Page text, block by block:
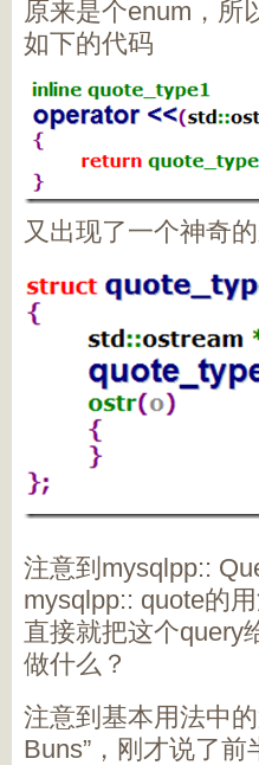
原来是个enum，所
如下的代码
又出现了一个神奇
注意到mysqlpp::
mysqlpp:: quote的
直接就把这个query
做什么？
注意到基本用法中
Buns”，刚才说了